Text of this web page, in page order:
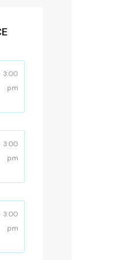
3:00
pm
3:00
pm
3:00
pm